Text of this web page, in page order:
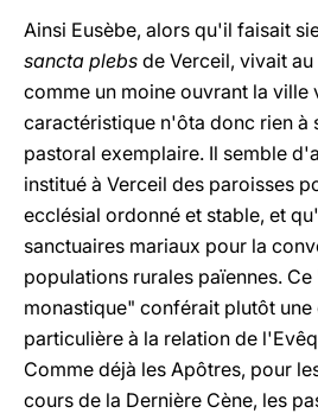
Ainsi Eusèbe, alors qu'il faisait
sancta plebs de Verceil, vivait
comme un moine ouvrant la ville
caractéristique n'ôta donc rien à
pastoral exemplaire. Il semble
institué à Verceil des paroisses
ecclésial ordonné et stable, et
sanctuaires mariaux pour la
populations rurales païennes.
monastique" conférait plutôt une
particulière à la relation de
Comme déjà les Apôtres, pour
cours de la Dernière Cène, les